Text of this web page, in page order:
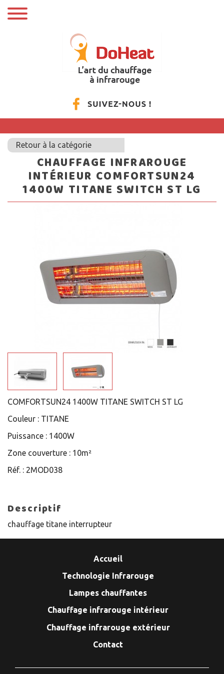
Retour à la catégorie
CHAUFFAGE INFRAROUGE
INTÉRIEUR COMFORTSUN24
1400W TITANE SWITCH ST LG
COMFORTSUN24 1400W TITANE SWITCH ST LG
Couleur : TITANE
Puissance : 1400W
Zone couverture : 10m²
Réf. : 2MOD038
Descriptif
chauffage titane interrupteur
Accueil
Technologie Infrarouge
Lampes chauffantes
Chauffage infrarouge intérieur
Chauffage infrarouge extérieur
Contact